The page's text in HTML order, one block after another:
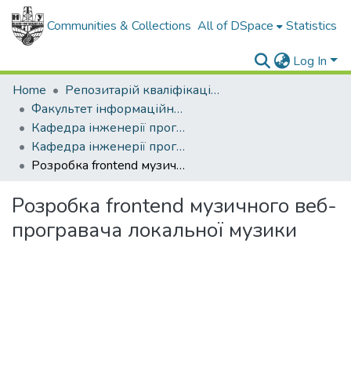
Communities & Collections All of DSpace Statistics
Log In
Home
Репозитарій кваліфікаційних робіт здобувачів вищої освіти
Факультет інформаційних технологій
Кафедра інженерії програмного забезпечення
Кафедра інженерії програмного забезпечення (рівень бакалавр)
Розробка frontend музичного веб-програвача локальної музики
Розробка frontend музичного веб-
програвача локальної музики